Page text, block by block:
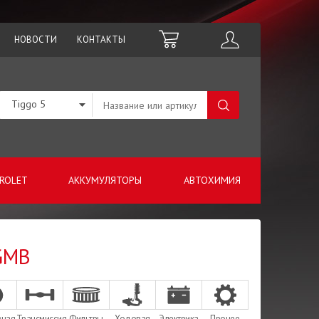
НОВОСТИ КОНТАКТЫ
АККУМУЛЯТОРЫ АВТОХИМИЯ
Tiggo 5